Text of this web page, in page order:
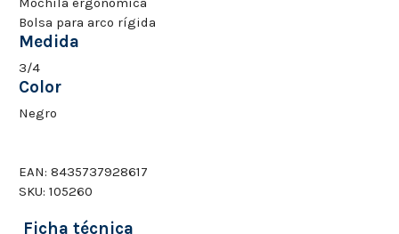
Bolsa para arco rígida
Medida
3/4
Color
Negro
EAN: 8435737928617
SKU: 105260
Ficha técnica